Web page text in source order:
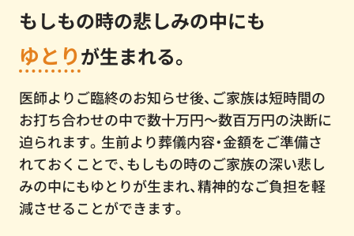
もしもの時の悲しみの中にも
ゆとりが生まれる。
医師よりご臨終のお知らせ後、ご家族は短時間の
お打ち合わせの中で数十万円～数百万円の決断に
迫られます。生前より葬儀内容・金額をご準備さ
れておくことで、もしもの時のご家族の深い悲し
みの中にもゆとりが生まれ、精神的なご負担を軽
減させることができます。